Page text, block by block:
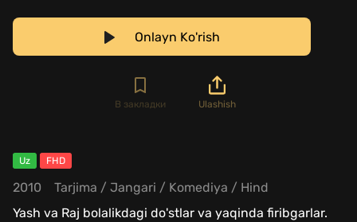
Onlayn Ko'rish
В закладки Ulashish
Uz FHD
2010 Tarjima / Jangari / Komediya / Hind
Yash va Raj bolalikdagi do'stlar va yaqinda firibgarlar.